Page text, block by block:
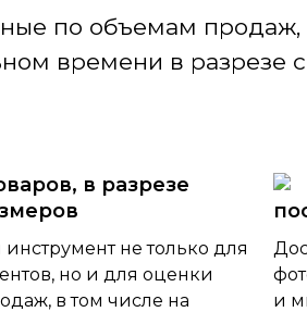
по объемам продаж,
времени в разрезе
в разрезе
не только для
но и для оценки
в том числе на
и